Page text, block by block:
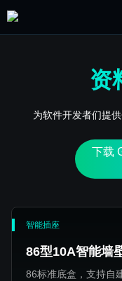
资
为软件开发者们提
下载
智能插座
86型10A智能墙
86标准底盒，支持自